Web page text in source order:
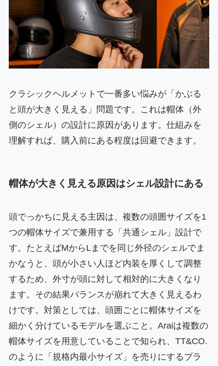
クラシックヘルメットで一番多い悩みが「かぶる
と頭が大きく見える」問題です。これは帽体（外
側のシェル）の設計に原因があります。仕組みを
理解すれば、購入前にある程度は回避できます。
帽体が大きく見える原因はシェル設計にある
頭でっかちに見える主因は、複数の頭囲サイズを1
つの帽体サイズで兼用する「共通シェル」設計で
す。たとえばMからLまでを同じ外径のシェルでま
かなうと、頭が小さい人ほど内装を厚くして調整
するため、外寸が頭に対して相対的に大きくなり
ます。その結果バランスが崩れて大きく見えるわ
けです。対策としては、頭囲ごとに帽体サイズを
細かく分けているモデルを選ぶこと。Araiは複数の
帽体サイズを用意していることで知られ、TT&CO.
のように「規格内最小サイズ」を売りにするブラ